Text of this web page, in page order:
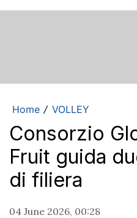
Home / VOLLEY
Consorzio
Fruit guida
di filiera
04 June 2026, 00:28